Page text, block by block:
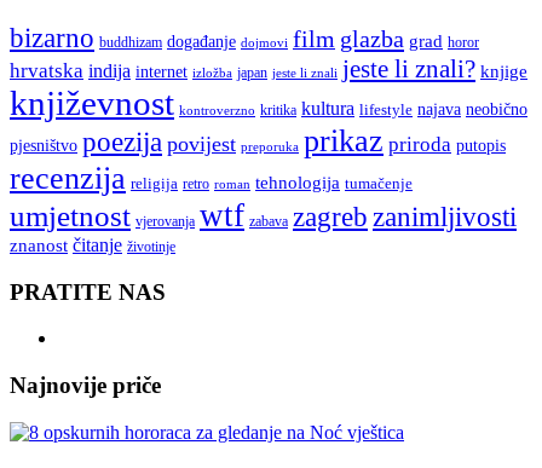
bizarno buddhizam događanje dojmovi film glazba grad horor
hrvatska indija internet izložba japan jeste li znali jeste li znali? knjige
književnost kontroverzno kritika kultura lifestyle najava neobično
pjesništvo poezija povijest preporuka prikaz priroda putopis
recenzija religija retro roman tehnologija tumačenje
umjetnost vjerovanja wtf zabava zagreb zanimljivosti
znanost čitanje životinje
PRATITE NAS
Najnovije priče